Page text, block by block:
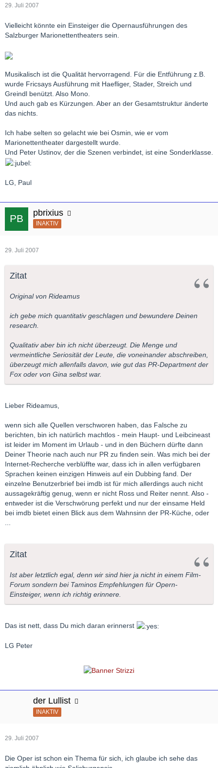
29. Juli 2007
Vielleicht könnte ein Einsteiger die Opernausführungen des
Salzburger Marionettentheaters sein.
Musikalisch ist die Qualität hervorragend. Für die Entführung z.B.
wurde Fricsays Ausführung mit Haefliger, Stader, Streich und
Greindl benützt. Also Mono.
Und auch gab es Kürzungen. Aber an der Gesamtstruktur änderte
das nichts.
Ich habe selten so gelacht wie bei Osmin, wie er vom
Marionettentheater dargestellt wurde.
Und Peter Ustinov, der die Szenen verbindet, ist eine Sonderklasse.
LG, Paul
pbrixius
INAKTIV
29. Juli 2007
Zitat
Original von Rideamus
ich gebe mich quantitativ geschlagen und bewundere Deinen
research.
Qualitativ aber bin ich nicht überzeugt. Die Menge und
vermeintliche Seriosität der Leute, die voneinander abschreiben,
überzeugt mich allenfalls davon, wie gut das PR-Department der
Fox oder von Gina selbst war.
Lieber Rideamus,
wenn sich alle Quellen verschworen haben, das Falsche zu
berichten, bin ich natürlich machtlos - mein Haupt- und Leibcineast
ist leider im Moment im Urlaub - und in den Büchern dürfte dann
Deiner Theorie nach auch nur PR zu finden sein. Was mich bei der
Internet-Recherche verblüffte war, dass ich in allen verfügbaren
Sprachen keinen einzigen Hinweis auf ein Dubbing fand. Der
einzelne Benutzerbrief bei imdb ist für mich allerdings auch nicht
aussagekräftig genug, wenn er nicht Ross und Reiter nennt. Also -
entweder ist die Verschwörung perfekt und nur der einsame Held
bei imdb bietet einen Blick aus dem Wahnsinn der PR-Küche, oder
Zitat
Ist aber letztlich egal, denn wir sind hier ja nicht in einem Film-
Forum sondern bei Taminos Empfehlungen für Opern-
Einsteiger, wenn ich richtig erinnere.
Das ist nett, dass Du mich daran erinnerst
LG Peter
der Lullist
INAKTIV
29. Juli 2007
Die Oper ist schon ein Thema für sich, ich glaube ich sehe das